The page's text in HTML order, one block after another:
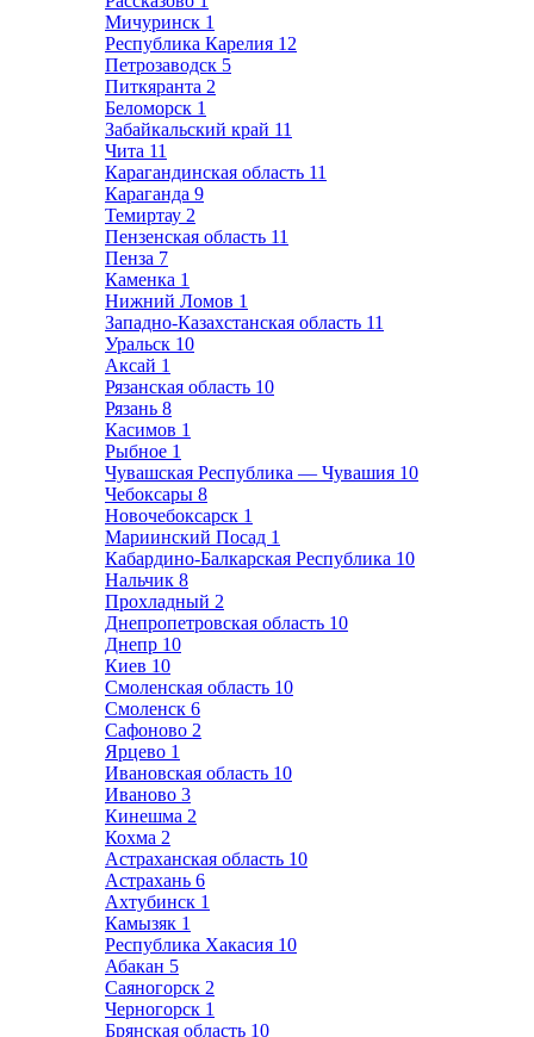
Мичуринск 1
Республика Карелия 12
Петрозаводск 5
Питкяранта 2
Беломорск 1
Забайкальский край 11
Чита 11
Карагандинская область 11
Караганда 9
Темиртау 2
Пензенская область 11
Пенза 7
Каменка 1
Нижний Ломов 1
Западно-Казахстанская область 11
Уральск 10
Аксай 1
Рязанская область 10
Рязань 8
Касимов 1
Рыбное 1
Чувашская Республика — Чувашия 10
Чебоксары 8
Новочебоксарск 1
Мариинский Посад 1
Кабардино-Балкарская Республика 10
Нальчик 8
Прохладный 2
Днепропетровская область 10
Днепр 10
Киев 10
Смоленская область 10
Смоленск 6
Сафоново 2
Ярцево 1
Ивановская область 10
Иваново 3
Кинешма 2
Кохма 2
Астраханская область 10
Астрахань 6
Ахтубинск 1
Камызяк 1
Республика Хакасия 10
Абакан 5
Саяногорск 2
Черногорск 1
Брянская область 10